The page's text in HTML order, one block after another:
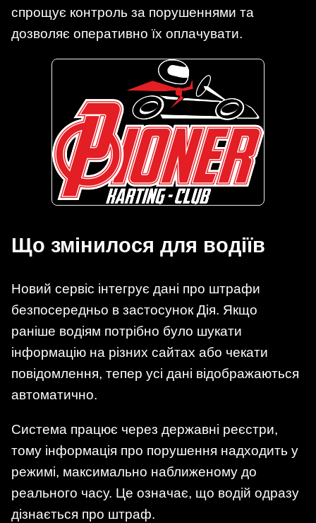
спрощує контроль за порушеннями та
дозволяє оперативно їх оплачувати.
Що змінилося для водіїв
Новий сервіс інтегрує дані про штрафи
безпосередньо в застосунок Дія. Якщо
раніше водіям потрібно було шукати
інформацію на різних сайтах або чекати
повідомлення, тепер усі дані відображаються
автоматично.
Система працює через державні реєстри,
тому інформація про порушення надходить у
режимі, максимально наближеному до
реального часу. Це означає, що водій одразу
дізнається про штраф.